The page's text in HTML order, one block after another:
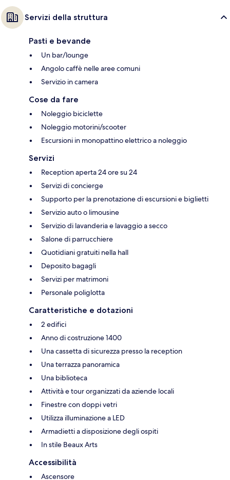
Servizi della struttura
Pasti e bevande
Un bar/lounge
Angolo caffè nelle aree comuni
Servizio in camera
Cose da fare
Noleggio biciclette
Noleggio motorini/scooter
Escursioni in monopattino elettrico a noleggio
Servizi
Reception aperta 24 ore su 24
Servizi di concierge
Supporto per la prenotazione di escursioni e biglietti
Servizio auto o limousine
Servizio di lavanderia e lavaggio a secco
Salone di parrucchiere
Quotidiani gratuiti nella hall
Deposito bagagli
Servizi per matrimoni
Personale poliglotta
Caratteristiche e dotazioni
2 edifici
Anno di costruzione 1400
Una cassetta di sicurezza presso la reception
Una terrazza panoramica
Una biblioteca
Attività e tour organizzati da aziende locali
Finestre con doppi vetri
Utilizza illuminazione a LED
Armadietti a disposizione degli ospiti
In stile Beaux Arts
Accessibilità
Ascensore